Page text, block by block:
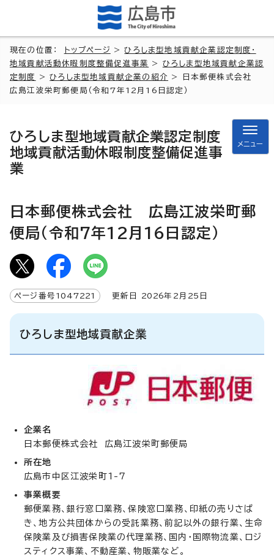
現在の位置： トップページ >ひろしま型地域貢献企業認定制度・
地域貢献活動休暇制度整備促進事業
> ひろしま型地域貢献企業認
定制度
>ひろしま型地域貢献企業の紹介
> 日本郵便株式会社
広島江波栄町郵便局（令和7年12月16日認定）
ひろしま型地域貢献企業認定制度
地域貢献活動休暇制度整備促進事
業
メニュー
日本郵便株式会社 広島江波栄町郵
便局（令和7年12月16日認定）
ページ番号 1047221 更新日 2026年2月 25 日
ひろしま型地域貢献企業
企業名
日本郵便株式会社 広島江波栄町郵便局
所在地
広島市中区江波栄町1-7
事業概要
郵便業務、銀行窓口業務、保険窓口業務、印紙の売りさば
き、地方公共団体からの受託業務、前記以外の銀行業、生命
保険業及び損害保険業の代理業務、国内・国際物流業、ロジ
スティクス事業、不動産業、物販業など。